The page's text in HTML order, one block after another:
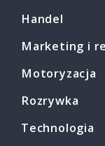
Handel
Marketing i
Motoryzacja
Rozrywka
Technologia